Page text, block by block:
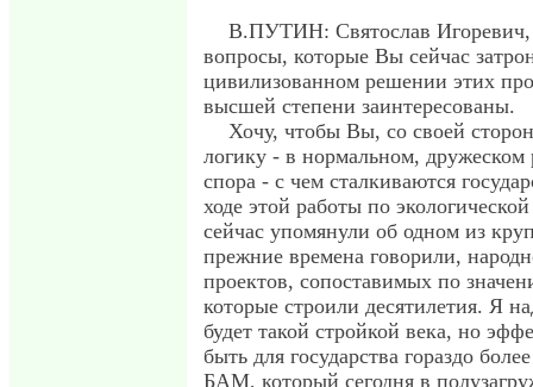
В.ПУТИН: Святослав Игоревич,
вопросы, которые Вы сейчас
цивилизованном решении этих
высшей степени заинтересованы.
Хочу, чтобы Вы, со своей
логику - в нормальном,
спора - с чем сталкиваются
ходе этой работы по
сейчас упомянули об одном из
прежние времена говорили,
проектов, сопоставимых по
которые строили десятилетия. Я
будет такой стройкой века, но
быть для государства гораздо
БАМ, который сегодня в